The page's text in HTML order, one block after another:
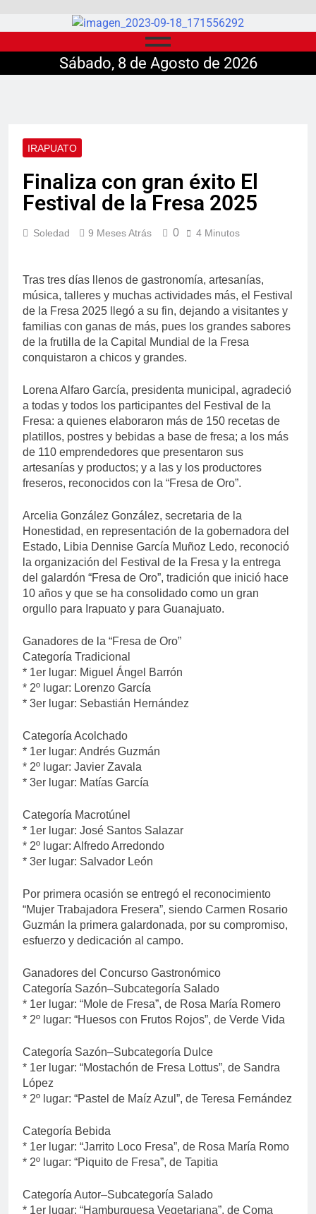
Sábado, 8 de Agosto de 2026
IRAPUATO
Finaliza con gran éxito El
Festival de la Fresa 2025
Soledad 9 Meses Atrás 0 4 Minutos
Tras tres días llenos de gastronomía, artesanías,
música, talleres y muchas actividades más, el Festival
de la Fresa 2025 llegó a su fin, dejando a visitantes y
familias con ganas de más, pues los grandes sabores
de la frutilla de la Capital Mundial de la Fresa
conquistaron a chicos y grandes.
Lorena Alfaro García, presidenta municipal, agradeció
a todas y todos los participantes del Festival de la
Fresa: a quienes elaboraron más de 150 recetas de
platillos, postres y bebidas a base de fresa; a los más
de 110 emprendedores que presentaron sus
artesanías y productos; y a las y los productores
freseros, reconocidos con la “Fresa de Oro”.
Arcelia González González, secretaria de la
Honestidad, en representación de la gobernadora del
Estado, Libia Dennise García Muñoz Ledo, reconoció
la organización del Festival de la Fresa y la entrega
del galardón “Fresa de Oro”, tradición que inició hace
10 años y que se ha consolidado como un gran
orgullo para Irapuato y para Guanajuato.
Ganadores de la “Fresa de Oro”
Categoría Tradicional
* 1er lugar: Miguel Ángel Barrón
* 2º lugar: Lorenzo García
* 3er lugar: Sebastián Hernández
Categoría Acolchado
* 1er lugar: Andrés Guzmán
* 2º lugar: Javier Zavala
* 3er lugar: Matías García
Categoría Macrotúnel
* 1er lugar: José Santos Salazar
* 2º lugar: Alfredo Arredondo
* 3er lugar: Salvador León
Por primera ocasión se entregó el reconocimiento
“Mujer Trabajadora Fresera”, siendo Carmen Rosario
Guzmán la primera galardonada, por su compromiso,
esfuerzo y dedicación al campo.
Ganadores del Concurso Gastronómico
Categoría Sazón–Subcategoría Salado
* 1er lugar: “Mole de Fresa”, de Rosa María Romero
* 2º lugar: “Huesos con Frutos Rojos”, de Verde Vida
Categoría Sazón–Subcategoría Dulce
* 1er lugar: “Mostachón de Fresa Lottus”, de Sandra
López
* 2º lugar: “Pastel de Maíz Azul”, de Teresa Fernández
Categoría Bebida
* 1er lugar: “Jarrito Loco Fresa”, de Rosa María Romo
* 2º lugar: “Piquito de Fresa”, de Tapitia
Categoría Autor–Subcategoría Salado
* 1er lugar: “Hamburguesa Vegetariana”, de Coma